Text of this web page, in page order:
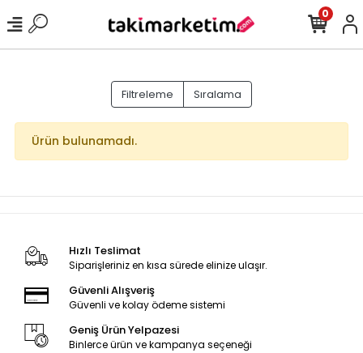
0
Filtreleme Sıralama
Ürün bulunamadı.
Hızlı Teslimat
Siparişleriniz en kısa sürede elinize ulaşır.
Güvenli Alışveriş
Güvenli ve kolay ödeme sistemi
Geniş Ürün Yelpazesi
Binlerce ürün ve kampanya seçeneği